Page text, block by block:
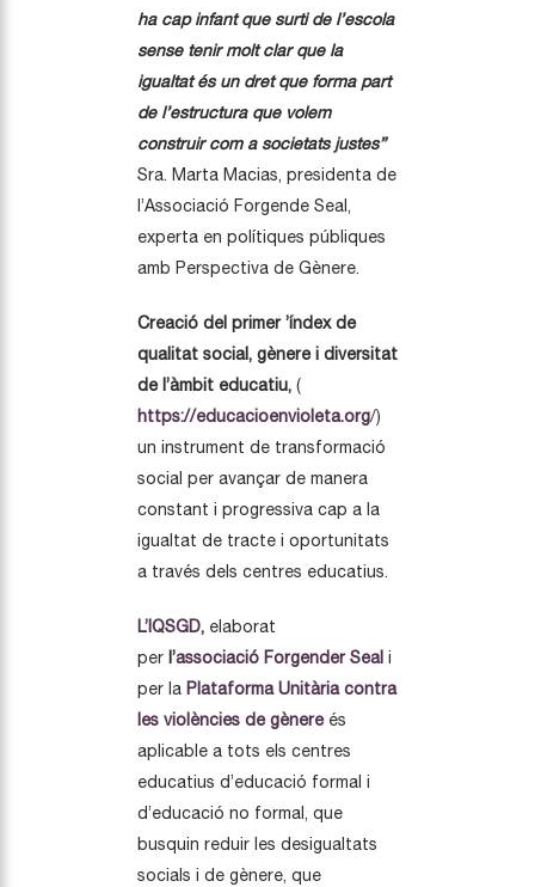
ha cap infant que surti de l’escola
sense tenir molt clar que la
igualtat és un dret que forma part
de l’estructura que volem
construir com a societats justes”
Sra. Marta Macias, presidenta de
l’Associació Forgende Seal,
experta en polítiques públiques
amb Perspectiva de Gènere.
Creació del primer ’índex de
qualitat social, gènere i diversitat
de l’àmbit educatiu, (
https://educacioenvioleta.org/)
un instrument de transformació
social per avançar de manera
constant i progressiva cap a la
igualtat de tracte i oportunitats
a través dels centres educatius.
L’IQSGD, elaborat
per l’associació Forgender Seal i
per la Plataforma Unitària contra
les violències de gènereés
aplicable a tots els centres
educatius d’educació formal i
d’educació no formal, que
busquin reduir les desigualtats
socials i de gènere, que